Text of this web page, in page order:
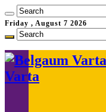
Friday , August 7 2026
Varta